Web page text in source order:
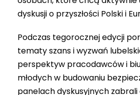
dyskusji o przyszłości Polski i
Podczas tegorocznej edycji
tematy szans i wyzwań
perspektyw pracodawców i
młodych w budowaniu
panelach dyskusyjnych zabrali